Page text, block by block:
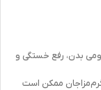
بدن، رفع خستگی و
ممکن است